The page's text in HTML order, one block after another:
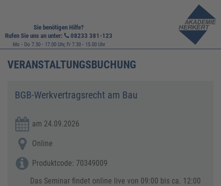
Sie benötigen Hilfe?
Rufen Sie uns an unter:
08233 381-123
Mo - Do 7.30 - 17.00 Uhr, Fr 7.30 - 15.00 Uhr
VERANSTALTUNGSBUCHUNG
BGB-Werkvertragsrecht am Bau
am 24.09.2026
Online
Produktcode: 70349009
Das Seminar findet online live von 09:00 bis ca. 12:00